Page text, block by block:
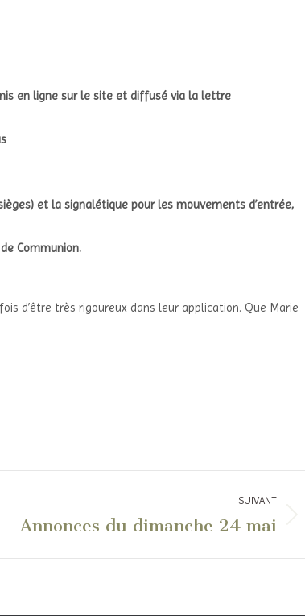
en ligne sur le site et diffusé via la lettre
et la signalétique pour les mouvements d’entrée,
Communion.
d’être très rigoureux dans leur application. Que Marie
SUIVANT
Article
Annonces du dimanche 24 mai